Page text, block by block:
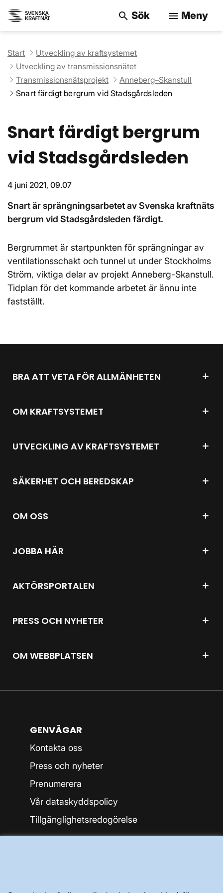
search Sök menu Meny
Start
Utveckling av kraftsystemet
Utveckling av transmissionsnätet
Transmissionsnätsprojekt
Anneberg–Skanstull
Snart färdigt bergrum vid Stadsgårdsleden
Snart färdigt bergrum
vid Stadsgårdsleden
4 juni 2021, 09.07
Snart är sprängningsarbetet av Svenska kraftnäts
bergrum vid Stadsgårdsleden färdigt.
Bergrummet är startpunkten för sprängningar av
ventilationsschakt och tunnel ut under Stockholms
Ström, viktiga delar av projekt Anneberg-Skanstull.
Tidplan för det kommande arbetet är ännu inte
fastställt.
BRA ATT VETA FÖR ALLMÄNHETEN
OM KRAFTSYSTEMET
UTVECKLING AV KRAFTSYSTEMET
SÄKERHET OCH BEREDSKAP
OM OSS
JOBBA HÄR
AKTÖRSPORTALEN
PRESS OCH NYHETER
OM WEBBPLATSEN
GENVÄGAR
Kontakta oss
Press och nyheter
Prenumerera
Vår dataskyddspolicy
Tillgänglighetsredogörelse